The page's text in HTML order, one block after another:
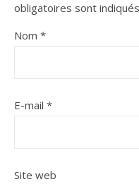
obligatoires sont
Nom *
E-mail *
Site web